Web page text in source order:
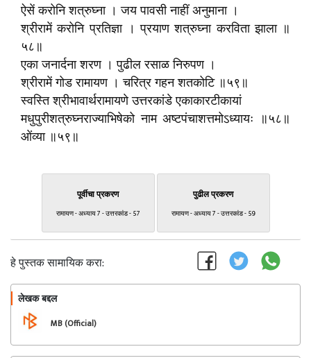
ऐसें करोनि शत्रुघ्ना । जय पावसी नाहीं अनुमाना ।
श्रीरामें करोनि प्रतिज्ञा । प्रयाण शत्रुघ्ना करविता झाला ॥
५८॥
एका जनार्दना शरण । पुढील रसाळ निरुपण ।
श्रीरामें गोड रामायण । चरित्र गहन शतकोटि ॥५९॥
स्वस्ति श्रीभावार्थरामायणे उत्तरकांडे एकाकारटीकायां
मधुपुरीशत्रुघ्नराज्याभिषेको नाम अष्टपंचाशत्तमोऽध्यायः ॥५८॥
ओंव्या ॥५९॥
पूर्वीचा प्रकरण
रामायण - अध्याय 7 - उत्तरकांड - 57
पुढील प्रकरण
रामायण - अध्याय 7 - उत्तरकांड - 59
हे पुस्तक सामायिक करा:
लेखक बद्दल
MB (Official)